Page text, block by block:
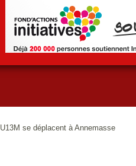
U13M se déplacent à Annemasse